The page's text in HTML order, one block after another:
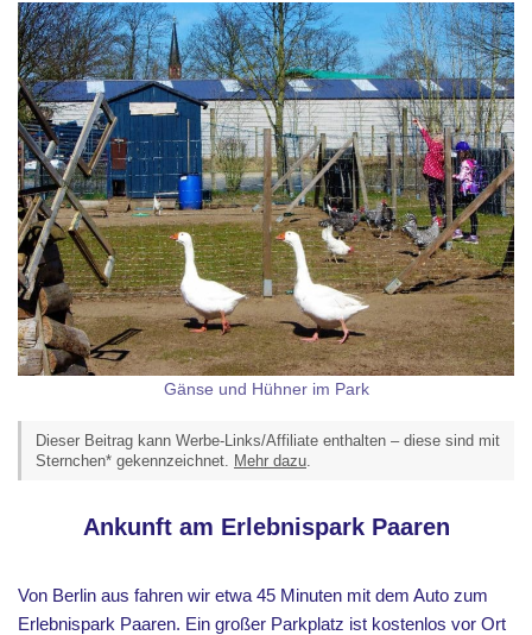
Gänse und Hühner im Park
Dieser Beitrag kann Werbe-Links/Affiliate enthalten – diese sind mit
Sternchen* gekennzeichnet. Mehr dazu.
Ankunft am Erlebnispark Paaren
Von Berlin aus fahren wir etwa 45 Minuten mit dem Auto zum
Erlebnispark Paaren. Ein großer Parkplatz ist kostenlos vor Ort